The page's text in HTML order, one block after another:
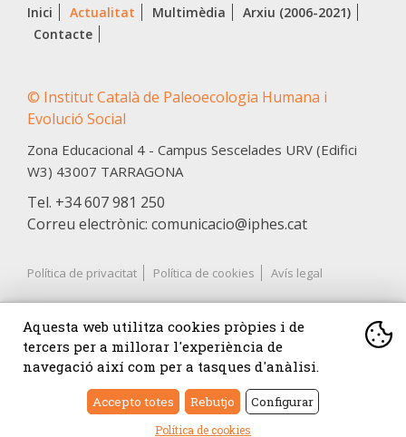
Inici Actualitat Multimèdia
Arxiu (2006-2021)
Contacte
© Institut Català de Paleoecologia Humana i
Evolució Social
Zona Educacional 4 - Campus Sescelades URV (Edifici
W3) 43007 TARRAGONA
Tel. +34 607 981 250
Correu electrònic: comunicacio@iphes.cat
Política de privacitat Política de cookies Avís legal
Aquesta web utilitza cookies pròpies i de
tercers per a millorar l'experiència de
navegació així com per a tasques d'anàlisi.
Què són les cookies?
Una cookie és un petit arxiu que s'emmagatzema a
Accepto totes Rebutjo Configurar
Política de cookies